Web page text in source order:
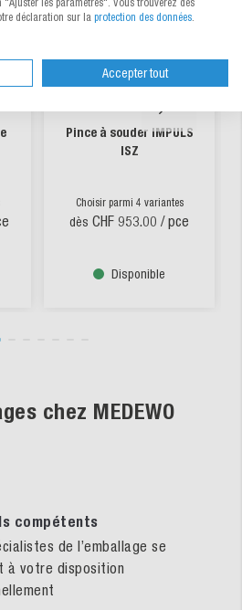
Pince à souder IMPULS
ISZ
Choisir parmi 4 variantes
dès CHF 953.00 / pce
Disponible
chez MEDEWO
compétents
de l’emballage se
à votre disposition
les paramètres". Vous trouverez des
déclaration sur la protection des données.
Accepter tout